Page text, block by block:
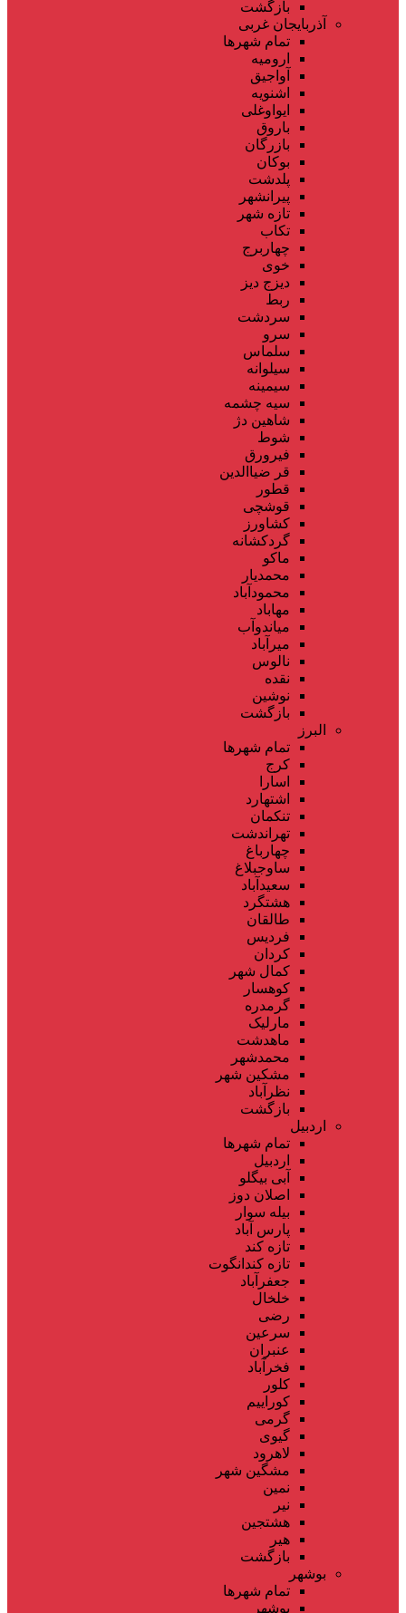
بازگشت
آذربایجان غربی
تمام شهر‌ها
ارومیه
آواجیق
اشنویه
ایواوغلی
باروق
بازرگان
بوکان
پلدشت
پیرانشهر
تازه شهر
تکاب
چهاربرج
خوی
دیزج دیز
ربط
سردشت
سرو
سلماس
سیلوانه
سیمینه
سیه چشمه
شاهین دژ
شوط
فیرورق
قر ضیاالدین
قطور
قوشچی
کشاورز
گردکشانه
ماکو
محمدیار
محمودآباد
مهاباد
میاندوآب
میرآباد
نالوس
نقده
نوشین
بازگشت
البرز
تمام شهر‌ها
کرج
اسارا
اشتهارد
تنکمان
تهراندشت
چهارباغ
ساوجبلاغ
سعیدآباد
هشتگرد
طالقان
فردیس
کردان
کمال شهر
کوهسار
گرمدره
مارلیک
ماهدشت
محمدشهر
مشکین شهر
نظرآباد
بازگشت
اردبیل
تمام شهر‌ها
اردبیل
آبی بیگلو
اصلان دوز
بیله سوار
پارس آباد
تازه کند
تازه کندانگوت
جعفرآباد
خلخال
رضی
سرعین
عنبران
فخرآباد
کلور
کوراییم
گرمی
گیوی
لاهرود
مشگین شهر
نمین
نیر
هشتجین
هیر
بازگشت
بوشهر
تمام شهر‌ها
بوشهر